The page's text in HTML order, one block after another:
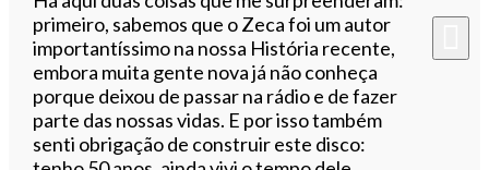
primeiro, sabemos que o Zeca foi um autor
importantíssimo na nossa História recente,
embora muita gente nova já não conheça
porque deixou de passar na rádio e de fazer
parte das nossas vidas. E por isso também
senti obrigação de construir este disco: